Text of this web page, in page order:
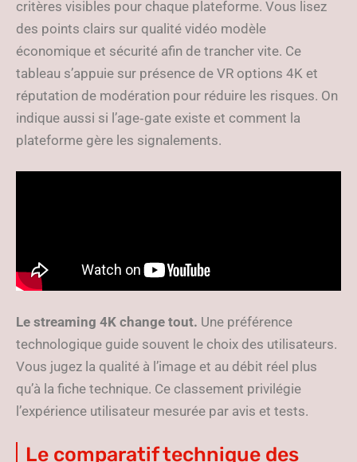
critères visibles pour chaque plateforme. Vous lisez
des points clairs sur qualité vidéo modèle
économique et sécurité afin de trancher vite. Ce
tableau s’appuie sur présence de VR options 4K et
réputation de modération pour réduire les risques. On
indique aussi si l’age‑gate existe et comment la
plateforme gère les signalements.
Le streaming 4K change tout. Une préférence
technologique guide souvent le choix des utilisateurs.
Vous jugez la qualité à l’image et au débit réel plus
qu’à la fiche technique. Ce classement privilégie
l’expérience utilisateur mesurée par avis et tests.
Le comparatif technique des